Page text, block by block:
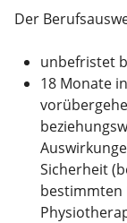
Der
unbefristet
18 Monate
Sicherheit
bestimmten